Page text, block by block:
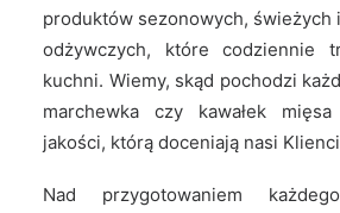
produktów sezonowych, świeżych
odżywczych, które codziennie
kuchni. Wiemy, skąd pochodzi
marchewka czy kawałek
jakości, którą doceniają nasi
Nad przygotowaniem